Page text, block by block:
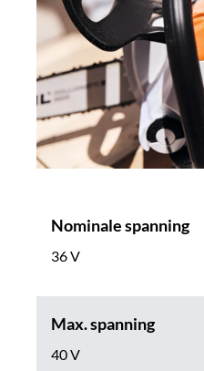
Nominale spanning
36 V
Max. spanning
40 V